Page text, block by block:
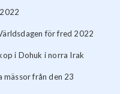
för fred 2022
i Dohuk i norra Irak
från den 23